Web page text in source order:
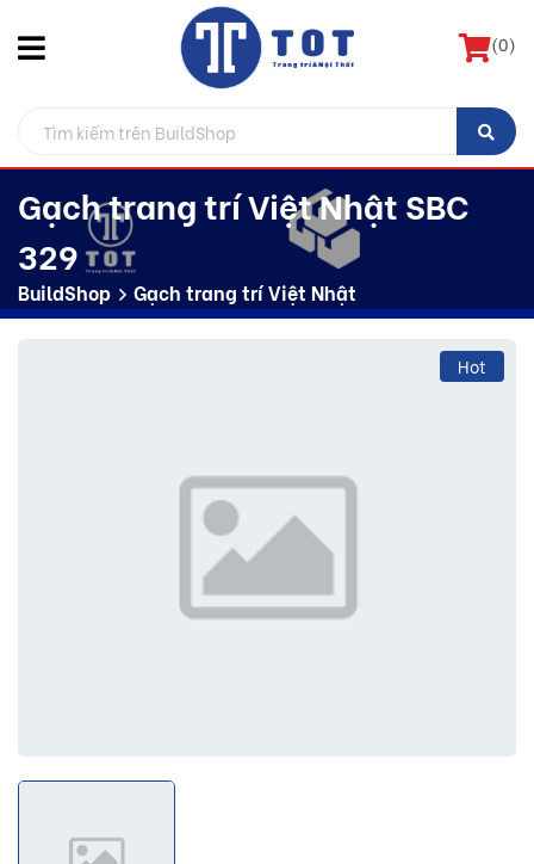
(0)
Gạch trang trí Việt Nhật SBC
329
BuildShop Gạch trang trí Việt Nhật
Hot